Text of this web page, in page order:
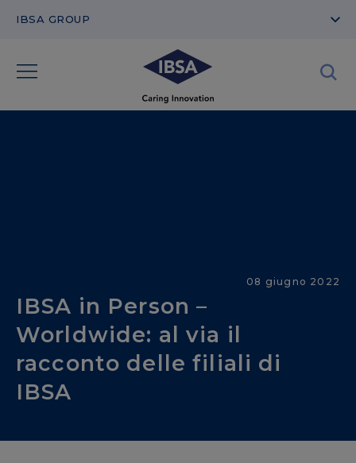
IBSA GROUP
08 giugno 2022
IBSA in Person –
Worldwide: al via il
racconto delle filiali di
IBSA